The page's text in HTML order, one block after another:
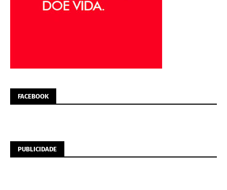
FACEBOOK
PUBLICIDADE